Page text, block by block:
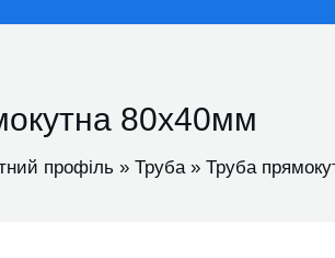
80х40мм
профіль Труба Труба